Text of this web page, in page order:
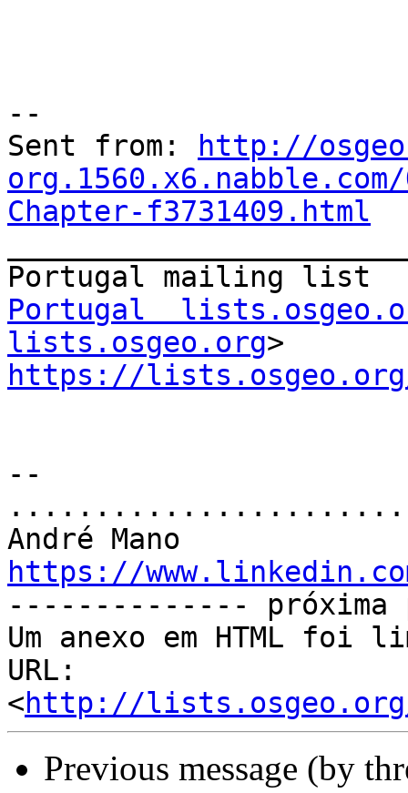
--
Sent from:
http://
org.1560.x6.nabble.com/
Chapter-f3731409.html
Portugal
lists.osgeo.org
https://
--
https://
--------------
Um anexo em HTML foi
URL:
<http://lists.osgeo.org/
Previous message (by